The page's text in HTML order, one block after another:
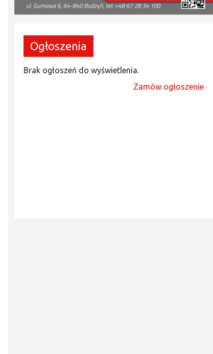
Ogłoszenia
Brak ogłoszeń do wyświetlenia.
Zamów ogłoszenie